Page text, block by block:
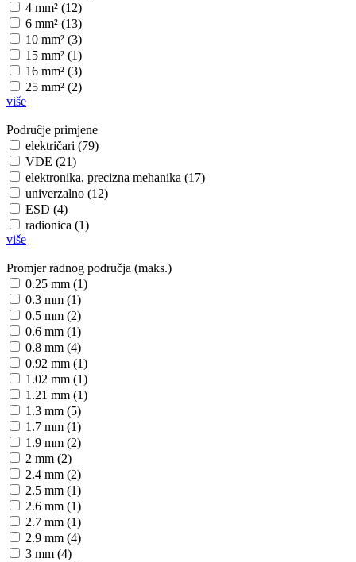
4 mm² (12)
6 mm² (13)
10 mm² (3)
15 mm² (1)
16 mm² (3)
25 mm² (2)
više
Podruĉje primjene
električari (79)
VDE (21)
elektronika, precizna mehanika (17)
univerzalno (12)
ESD (4)
radionica (1)
više
Promjer radnog područja (maks.)
0.25 mm (1)
0.3 mm (1)
0.5 mm (2)
0.6 mm (1)
0.8 mm (4)
0.92 mm (1)
1.02 mm (1)
1.21 mm (1)
1.3 mm (5)
1.7 mm (1)
1.9 mm (2)
2 mm (2)
2.4 mm (2)
2.5 mm (1)
2.6 mm (1)
2.7 mm (1)
2.9 mm (4)
3 mm (4)